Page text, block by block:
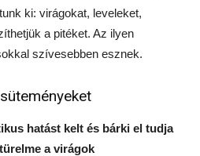
ki: virágokat, leveleket,
a pitéket. Az ilyen
szívesebben esznek.
hatást kelt és bárki el tudja
a virágok